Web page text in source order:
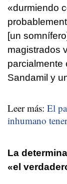
«durmiendo
[un
magistrados
parcialmente
Sandamil y
Leer más: El
inhumano
La
«el